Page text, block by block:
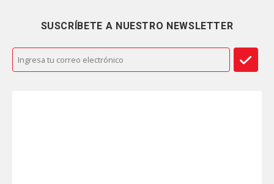
SUSCRÍBETE A NUESTRO NEWSLETTER